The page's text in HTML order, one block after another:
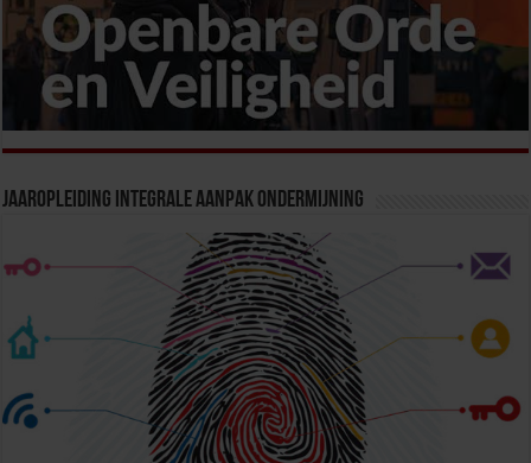
Jaaropleiding Integrale Aanpak Ondermijning